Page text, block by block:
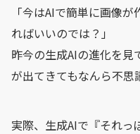
「今はAIで簡単に画像
ればいいのでは？」
昨今の生成AIの進化を見
が出てきてもなんら不思
実際、生成AIで『それっ